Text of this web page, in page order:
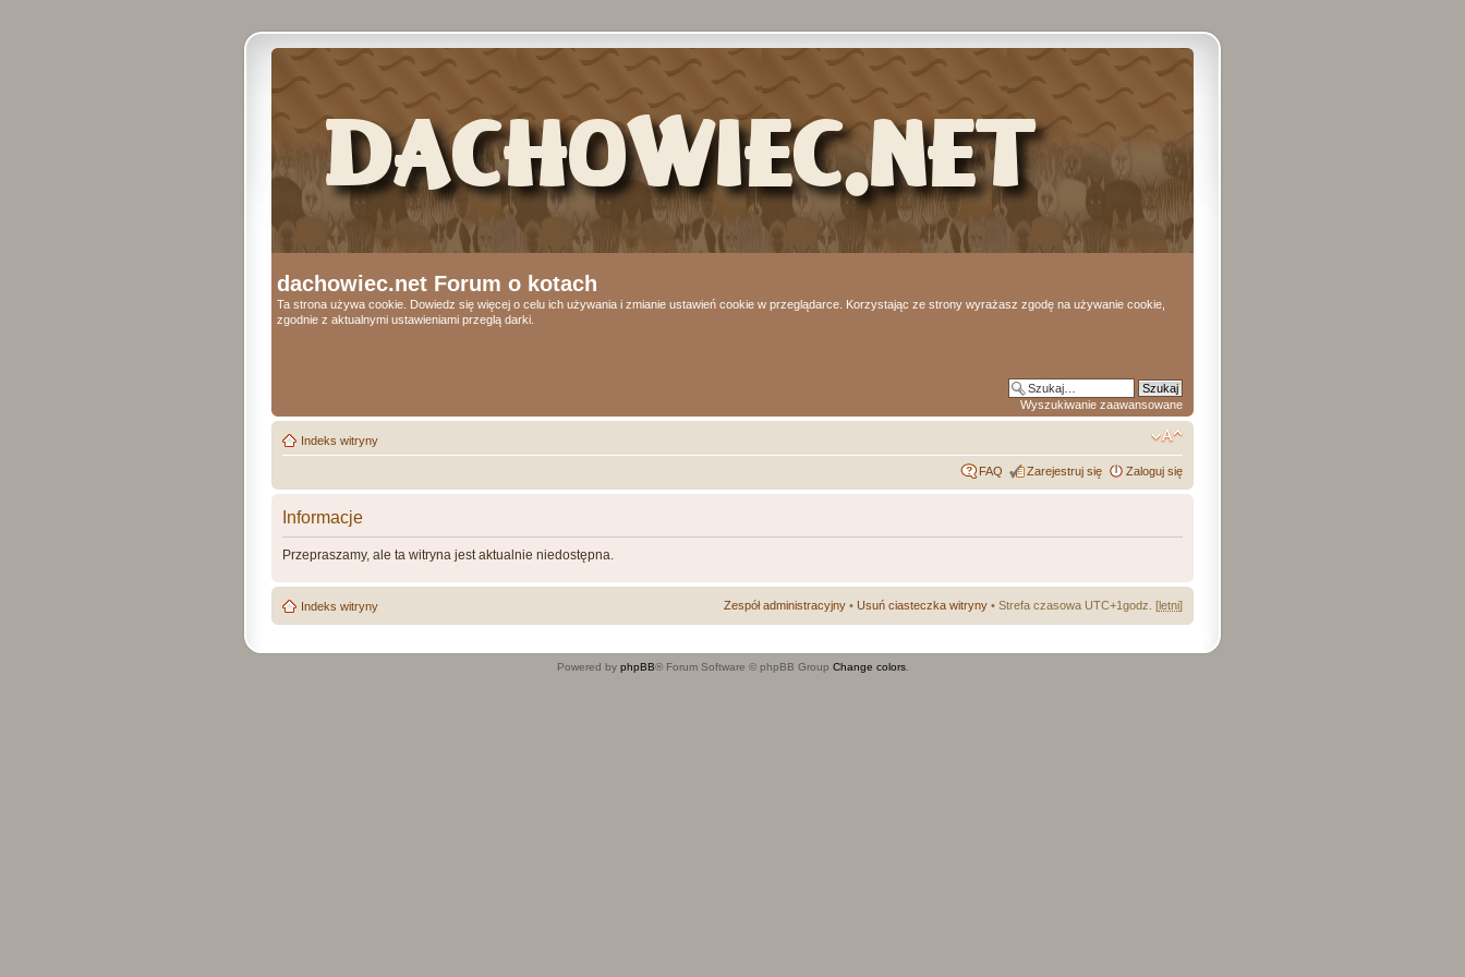
dachowiec.net Forum o kotach
Ta strona używa cookie. Dowiedz się więcej o celu ich używania i zmianie ustawień cookie w przeglądarce. Korzystając ze strony wyrażasz zgodę na używanie cookie,
zgodnie z aktualnymi ustawieniami przeglą darki.
Wyszukiwanie zaawansowane
Indeks witryny
FAQ Zarejestruj się Zaloguj się
Informacje
Przepraszamy, ale ta witryna jest aktualnie niedostępna.
Indeks witryny Zespół administracyjny • Usuń ciasteczka witryny • Strefa czasowa UTC+1godz. [letni]
Powered by phpBB® Forum Software © phpBB Group Change colors.